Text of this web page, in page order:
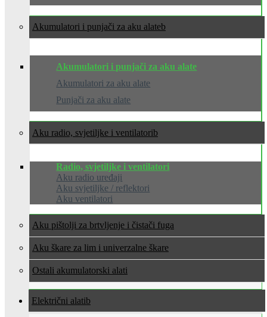
Akumulatori i punjači za aku alate
Akumulatori i punjači za aku alate
Akumulatori za aku alate
Punjači za aku alate
Aku radio, svjetiljke i ventilatori
Radio, svjetiljke i ventilatori
Aku radio uređaji
Aku svjetiljke / reflektori
Aku ventilatori
Aku pištolji za brtvljenje i čistači fuga
Aku škare za lim i univerzalne škare
Ostali akumulatorski alati
Električni alati